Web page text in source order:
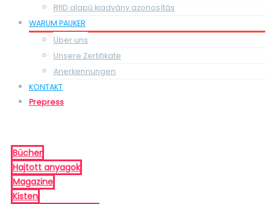
RfID alapú kiadvány azonosítás
WARUM PAUKER
Über uns
Unsere Zertifikate
Anerkennungen
KONTAKT
Prepress
Bücher
Hajtott anyagok
Magazine
Kisten